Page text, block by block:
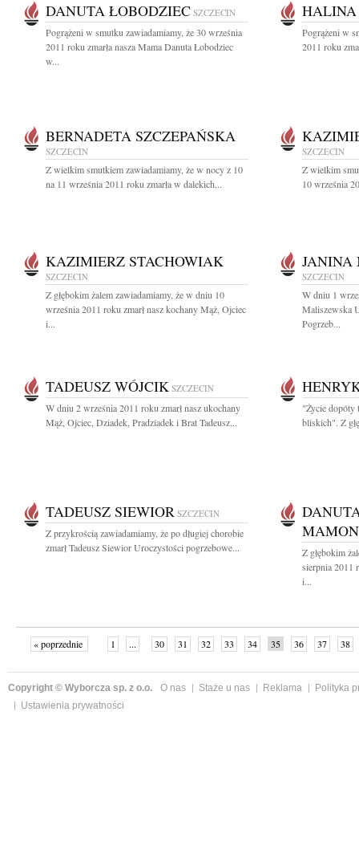
DANUTA ŁOBODZIEC SZCZECIN
Pogrążeni w smutku zawiadamiamy, że 30 września
2011 roku zmarła nasza Mama Danuta Łobodziec
w...
Pogrążeni w
2011 roku
BERNADETA SZCZEPAŃSKA
SZCZECIN
Z wielkim smutkiem zawiadamiamy, że w nocy z 10
na 11 września 2011 roku zmarła w dalekich...
SZCZECIN
Z wielkim
10 września
KAZIMIERZ STACHOWIAK
SZCZECIN
Z głębokim żalem zawiadamiamy, że w dniu 10
września 2011 roku zmarł nasz kochany Mąż, Ojciec
i...
JANINA
SZCZECIN
W dniu 1
Maliszewska
Pogrzeb...
TADEUSZ WÓJCIK SZCZECIN
W dniu 2 września 2011 roku zmarł nasz ukochany
Mąż, Ojciec, Dziadek, Pradziadek i Brat Tadeusz...
"Życie dopóty
bliskich". Z
TADEUSZ SIEWIOR SZCZECIN
Z przykrością zawiadamiamy, że po długiej chorobie
zmarł Tadeusz Siewior Uroczystości pogrzebowe...
Z głębokim
sierpnia 2011
i...
« poprzednie 1 ... 30 31 32 33 34 35 36 37
38
Copyright © Wyborcza sp. z o.o. O nas Staże u nas Reklama
Polityka
Ustawienia prywatności